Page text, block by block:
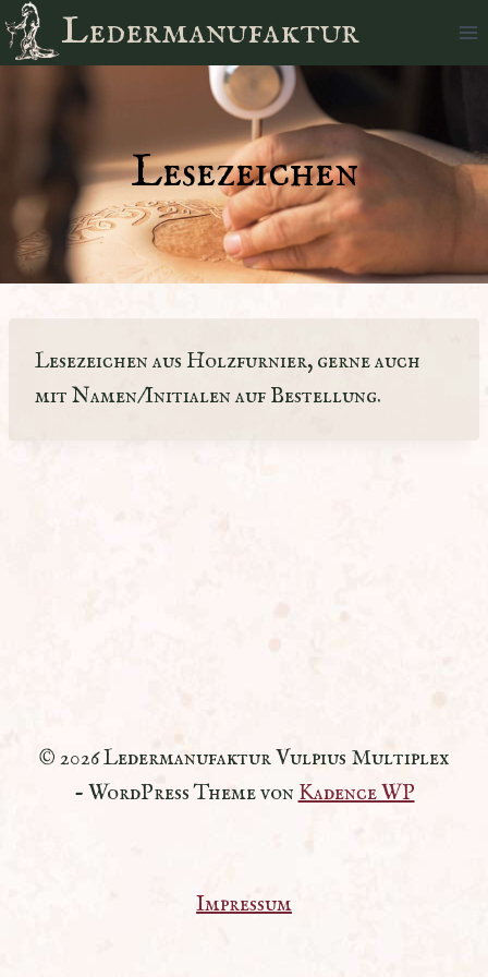
Zum
Inhalt
springen
Ledermanufaktur
Lesezeichen
Lesezeichen aus Holzfurnier, gerne auch
mit Namen/Initialen auf Bestellung.
© 2026 Ledermanufaktur Vulpius Multiplex
- WordPress Theme vonKadence WP
Impressum